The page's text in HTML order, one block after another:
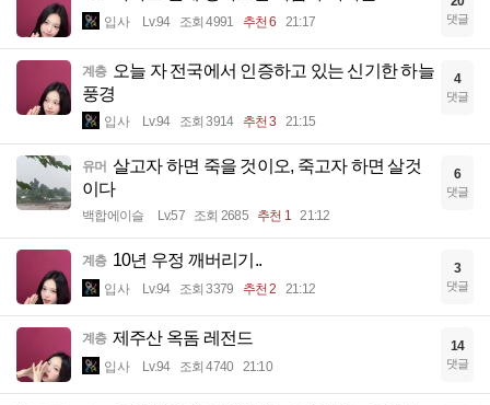
입사 Lv.94 조회 4991 추천 6 21:17 댓글
계층 오늘 자 전국에서 인증하고 있는 신기한 하늘
풍경
입사 Lv.94 조회 3914 추천 3 21:15
4
댓글
유머 살고자 하면 죽을 것이오, 죽고자 하면 살것
이다
백합에이슬 Lv.57 조회 2685 추천 1 21:12
6
댓글
계층 10년 우정 깨버리기..
입사 Lv.94 조회 3379 추천 2 21:12
3
댓글
계층 제주산 옥돔 레전드
입사 Lv.94 조회 4740 21:10
14
댓글